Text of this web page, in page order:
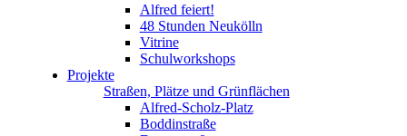
Alfred feiert!
48 Stunden Neukölln
Vitrine
Schulworkshops
Projekte
Straßen, Plätze und Grünflächen
Alfred-Scholz-Platz
Boddinstraße